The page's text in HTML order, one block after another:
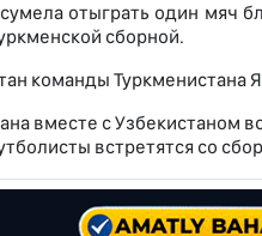
отыграть один мяч
сборной.
команды Туркменистана
вместе с Узбекистаном
встретятся со